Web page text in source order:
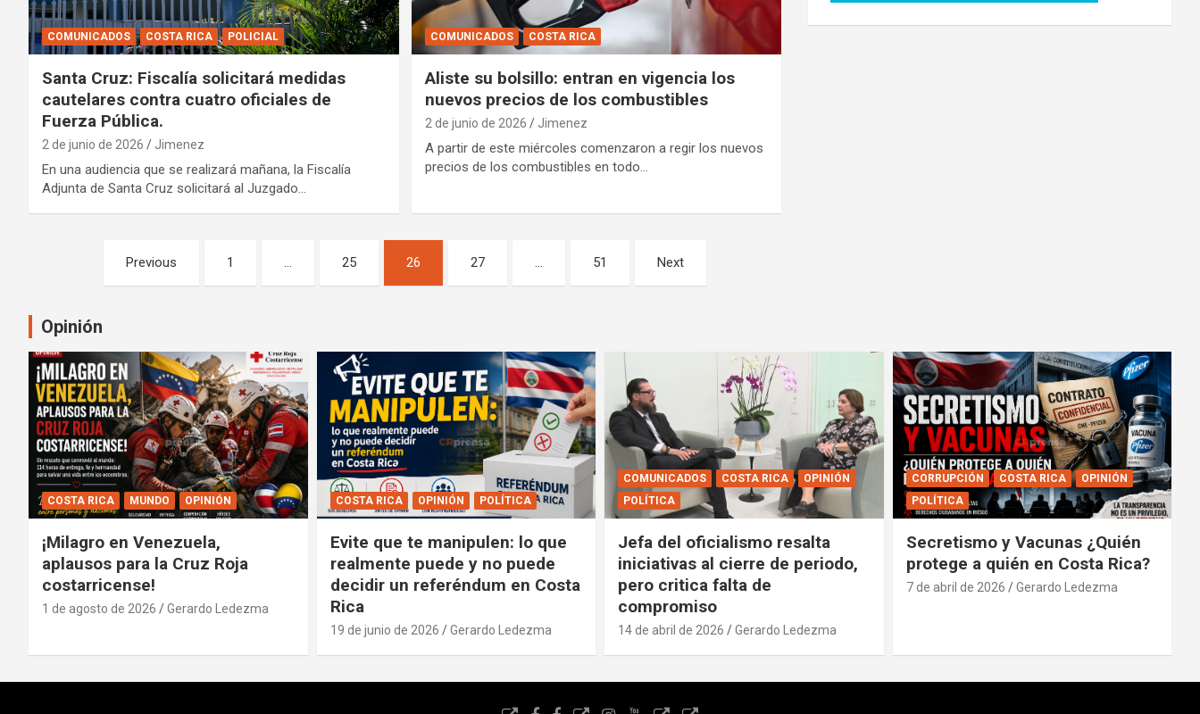
COMUNICADOS COSTA RICA POLICIAL
Santa Cruz: Fiscalía solicitará medidas
cautelares contra cuatro oficiales de
Fuerza Pública.
2 de junio de 2026 Jimenez
En una audiencia que se realizará mañana, la Fiscalía
Adjunta de Santa Cruz solicitará al Juzgado…
COMUNICADOS COSTA RICA
Aliste su bolsillo: entran en vigencia los
nuevos precios de los combustibles
2 de junio de 2026 Jimenez
A partir de este miércoles comenzaron a regir los nuevos
precios de los combustibles en todo…
Paginación
entradas
Previous 1 … 25 26 27 … 51 Next
Opinión
COSTA RICA MUNDO OPINIÓN
¡Milagro en Venezuela,
aplausos para la Cruz Roja
costarricense!
1 de agosto de 2026 Gerardo Ledezma
COSTA RICA OPINIÓN POLÍTICA
Evite que te manipulen: lo que
realmente puede y no puede
decidir un referéndum en Costa
Rica
19 de junio de 2026 Gerardo Ledezma
COMUNICADOS COSTA RICA
OPINIÓN
POLÍTICA
Jefa del oficialismo resalta
iniciativas al cierre de periodo,
pero critica falta de
compromiso
14 de abril de 2026 Gerardo Ledezma
CORRUPCIÓN COSTA RICA
OPINIÓN
POLÍTICA
Secretismo y Vacunas ¿Quién
protege a quién en Costa Rica?
7 de abril de 2026 Gerardo Ledezma